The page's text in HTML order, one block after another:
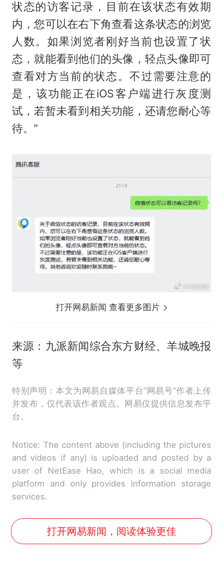
状态的访客记录，目前在该状态有效期
内，您可以在右下角查看这条状态的浏览
人数。如果浏览者刚好当前也设置了状
态，就能看到他们的头像，轻点头像即可
查看对方当前的状态。不过需要注意的
是，该功能正在iOS客户端进行灰度测
试，若暂未看到相关功能，还请您耐心等
待。”
打开网易新闻 查看更多图片
来源：九派新闻综合东方财经、羊城晚报
等
特别声明：本文为网易自媒体平台“网易号”作者上传
并发布，仅代表该作者观点。网易仅提供信息发布平
台。
Notice: The content above (including the pictures
and videos if any) is uploaded and posted by a
user of NetEase Hao, which is a social media
platform and only provides information storage
services.
打开网易新闻，阅读体验更佳